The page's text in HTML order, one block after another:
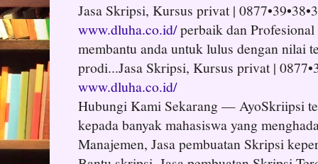
Jasa Skripsi, Kursus privat |
www.dluha.co.id/perbaik dan
membantu anda untuk lulus dengan nilai
prodi...Jasa Skripsi, Kursus privat |
www.dluha.co.id/
Hubungi Kami Sekarang — AyoSkriipsi
kepada banyak mahasiswa yang
Manajemen, Jasa pembuatan Skripsi